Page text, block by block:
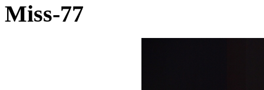
Miss-77